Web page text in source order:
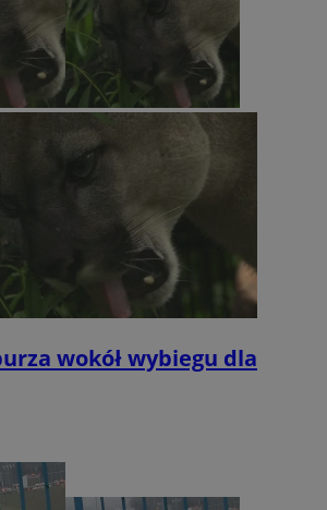
wokół wybiegu dla